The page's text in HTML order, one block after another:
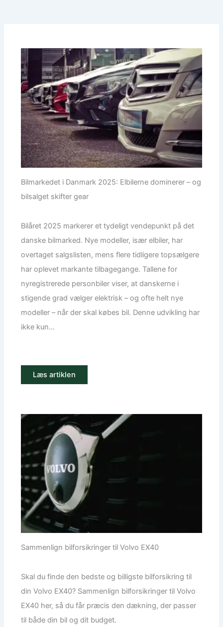
Bilmarkedet i Danmark 2025: Elbilerne dominerer – og
bilsalget skifter gear
Bilåret 2025 markerer et tydeligt vendepunkt på det
danske bilmarked. Nye modeller, især elbiler, har
overtaget salgslisten, mens flere tidligere topsælgere
har oplevet markante tilbagegange. Tallene for
nyregistrerede personbiler viser, at danskerne i
stigende grad vælger elektrisk – og ofte helt nye
modeller – når der skal købes bil. Denne udvikling har
ikke kun...
Læs artiklen
Sammenlign bilforsikringer til Volvo EX40
Skal du finde den bedste og billigste bilforsikring til
din Volvo EX40? Sammenlign bilforsikringer til Volvo
EX40 her, så du får præcis den dækning, der passer
til både din bil og dit budget.